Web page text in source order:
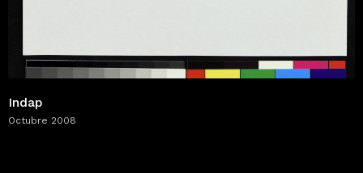
Indap
Octubre 2008